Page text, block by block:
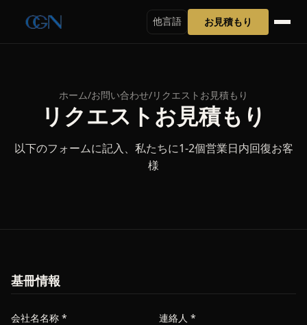
他言語 お見積もり
ホーム/お問い合わせ/リクエストお見積もり
リクエストお見積もり
以下のフォームに記入、私たちに1-2個営業日内回復お客
様
基冊情報
会社名名称 * 連絡人 *